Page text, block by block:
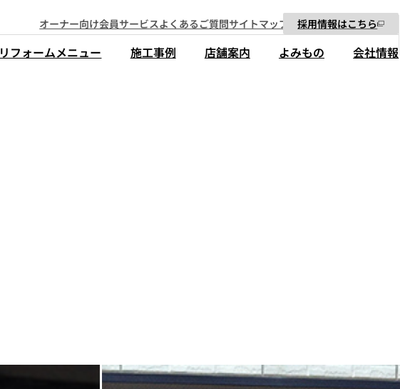
オーナー向け会員サービスよくあるご質問サイトマップ 採用情報はこちら
リフォームメニュー 施工事例 店舗案内 よみもの 会社情報